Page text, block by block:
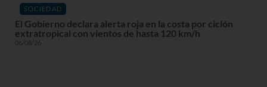
SOCIEDAD
El Gobierno declara alerta roja en la costa por ciclón
extratropical con vientos de hasta 120 km/h
06/08/26